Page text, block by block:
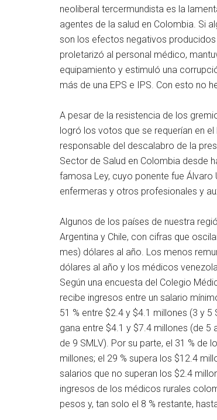
neoliberal tercermundista es la
agentes de la salud en Colombia. Si
son los efectos negativos
proletarizó al personal médico,
equipamiento y estimuló una
más de una EPS e IPS. Con esto no
A pesar de la resistencia de los
logró los votos que se requerían en
responsable del descalabro de la
Sector de Salud en Colombia desde
famosa Ley, cuyo ponente fue
enfermeras y otros profesionales y
Algunos de los países de nuestra
Argentina y Chile, con cifras que
mes) dólares al año. Los menos
dólares al año y los médicos
Según una encuesta del Colegio
recibe ingresos entre un salario
51 % entre $2.4 y $4.1 millones (3 y
gana entre $4.1 y $7.4 millones (de 5
de 9 SMLV). Por su parte, el 31 %
millones; el 29 % supera los $12.4
salarios que no superan los $2.4
ingresos de los médicos rurales
pesos y, tan solo el 8 % restante,